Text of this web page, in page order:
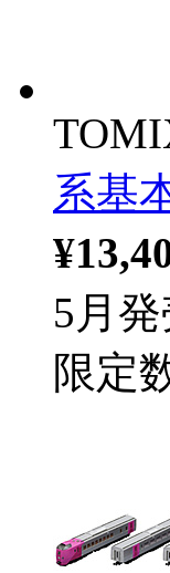
系基
5月
限定